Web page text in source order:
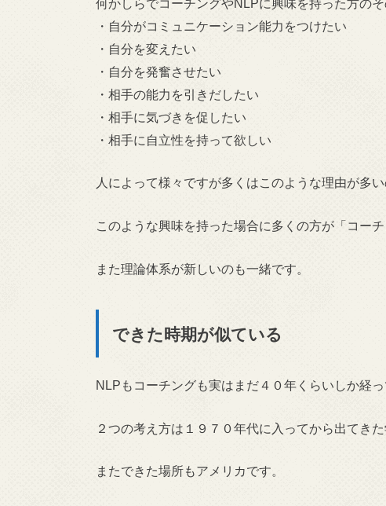
何かしらでコーチングやNLPに興味を持った方の
・自分がコミュニケーション能力をつけたい
・自分を変えたい
・自分を発奮させたい
・相手の能力を引きだしたい
・相手に気づきを促したい
・相手に自立性を持って欲しい
人によって様々ですが多くはこのような理由が多
このような興味を持った場合に多くの方が「コー
また理論体系が新しいのも一緒です。
できた時期が似ている
NLPもコーチングも実はまだ４０年くらいしか経
２つの考え方は１９７０年代に入ってから出てきた
またできた場所もアメリカです。